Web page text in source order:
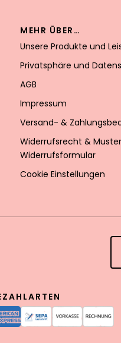
MEHR ÜBER…
Unsere Produkte und
Privatsphäre und
AGB
Impressum
Versand- &
Widerrufsrecht &
Widerrufsformular
Cookie Einstellungen